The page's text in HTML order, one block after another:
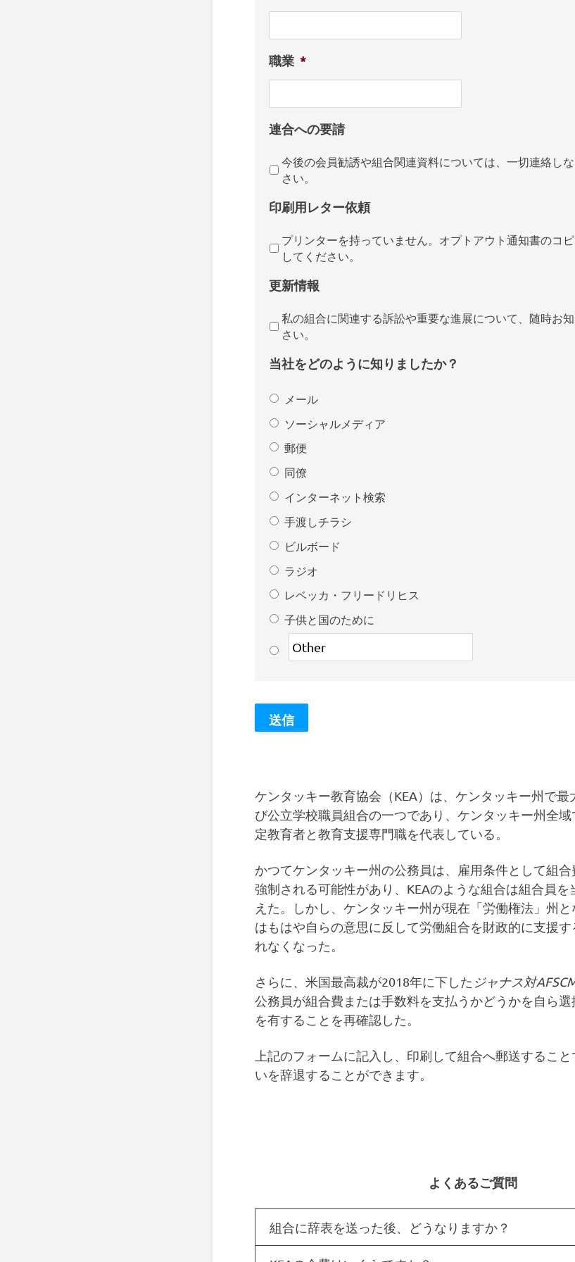
職業 *
連合への要請
今後の会員勧誘や組合関連資料については、一切連絡し
さい。
印刷用レター依頼
プリンターを持っていません。オプトアウト通知書のコ
してください。
更新情報
私の組合に関連する訴訟や重要な進展について、随時お
さい。
当社をどのように知りましたか？
メール
ソーシャルメディア
郵便
同僚
インターネット検索
手渡しチラシ
ビルボード
ラジオ
レベッカ・フリードリヒス
子供と国のために
ケンタッキー教育協会（KEA）は、ケンタッキー州で最
び公立学校職員組合の一つであり、ケンタッキー州全
定教育者と教育支援専門職を代表している。
かつてケンタッキー州の公務員は、雇用条件として組
強制される可能性があり、KEAのような組合は組合員を
えた。しかし、ケンタッキー州が現在「労働権法」州
はもはや自らの意思に反して労働組合を財政的に支援
れなくなった。
さらに、米国最高裁が2018年に下した ジャナス対
公務員が組合費または手数料を支払うかどうかを自ら
を有することを再確認した。
上記のフォームに記入し、印刷して組合へ郵送するこ
いを辞退することができます。
よくあるご質問
組合に辞表を送った後、どうなりますか？